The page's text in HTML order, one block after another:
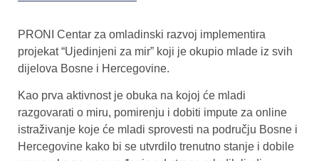
PRONI Centar za omladinski razvoj implementira
projekat “Ujedinjeni za mir” koji je okupio mlade iz svih
dijelova Bosne i Hercegovine.
Kao prva aktivnost je obuka na kojoj će mladi
razgovarati o miru, pomirenju i dobiti impute za online
istraživanje koje će mladi sprovesti na području Bosne i
Hercegovine kako bi se utvrdilo trenutno stanje i dobile